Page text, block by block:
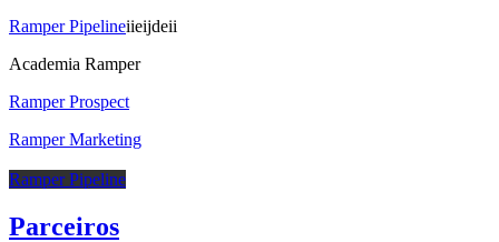
Ramper Pipelineiieijdeii
Academia Ramper
Ramper Prospect
Ramper Marketing
Ramper Pipeline
Parceiros